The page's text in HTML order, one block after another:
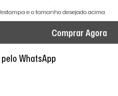
e o tamanho desejado acima
Comprar Agora
WhatsApp